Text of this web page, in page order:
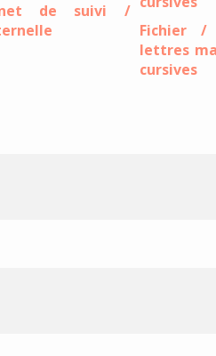
de suivi /
Fichier /
lettres
cursives